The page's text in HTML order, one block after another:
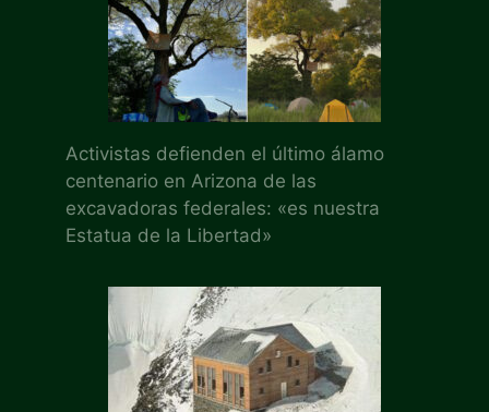
Activistas defienden el último álamo
centenario en Arizona de las
excavadoras federales: «es nuestra
Estatua de la Libertad»